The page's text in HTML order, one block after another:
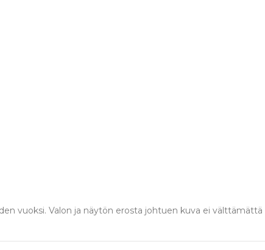
vuoksi. Valon ja näytön erosta johtuen kuva ei